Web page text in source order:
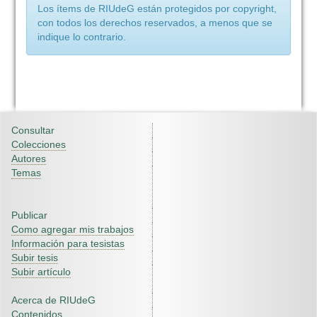
Los ítems de RIUdeG están protegidos por copyright,
con todos los derechos reservados, a menos que se
indique lo contrario.
Consultar
Colecciones
Autores
Temas
Publicar
Como agregar mis trabajos
Información para tesistas
Subir tesis
Subir artículo
Acerca de RIUdeG
Contenidos